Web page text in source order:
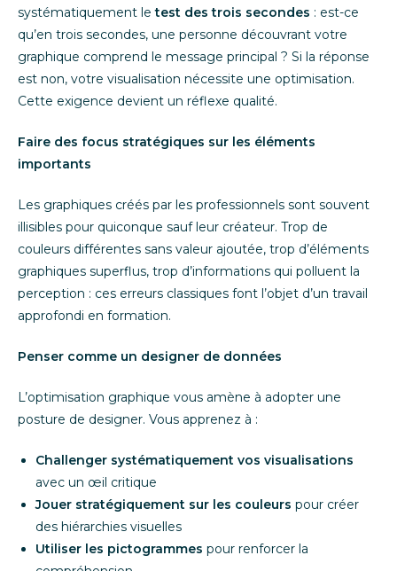
systématiquement letest des trois secondes : est-ce
qu’en trois secondes, une personne découvrant votre
graphique comprend le message principal ? Si la réponse
est non, votre visualisation nécessite une optimisation.
Cette exigence devient un réflexe qualité.
Faire des focus stratégiques sur les éléments
importants
Les graphiques créés par les professionnels sont souvent
illisibles pour quiconque sauf leur créateur. Trop de
couleurs différentes sans valeur ajoutée, trop d’éléments
graphiques superflus, trop d’informations qui polluent la
perception : ces erreurs classiques font l’objet d’un travail
approfondi en formation.
Penser comme un designer de données
L’optimisation graphique vous amène à adopter une
posture de designer. Vous apprenez à :
Challenger systématiquement vos visualisations
avec un œil critique
Jouer stratégiquement sur les couleurs pour créer
des hiérarchies visuelles
Utiliser les pictogrammes pour renforcer la